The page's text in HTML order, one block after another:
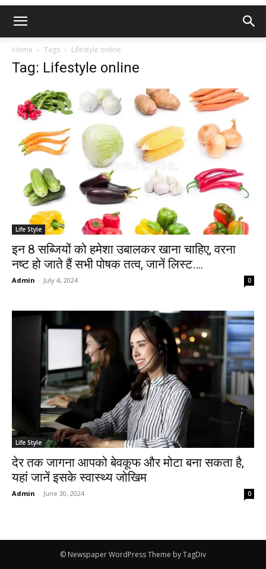
Home Tags Lifestyle online
Tag: Lifestyle online
Life Style
इन 8 सब्जियों को हमेशा उबालकर खाना चाहिए, वरना
नष्ट हो जाते हैं सभी पोषक तत्व, जानें लिस्ट….
Admin - July 4, 2024 0
Life Style
देर तक जागना आपको बेवकूफ और मोटा बना सकता है,
यहां जानें इसके स्वास्थ्य जोखिम
Admin - June 30, 2024 0
© Newspaper WordPress Theme by TagDiv